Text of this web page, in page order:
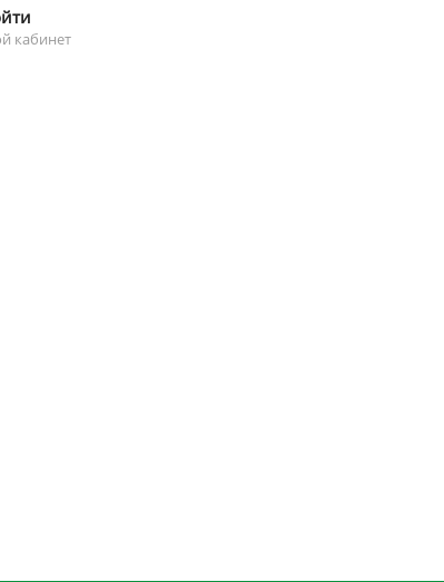
кабинет